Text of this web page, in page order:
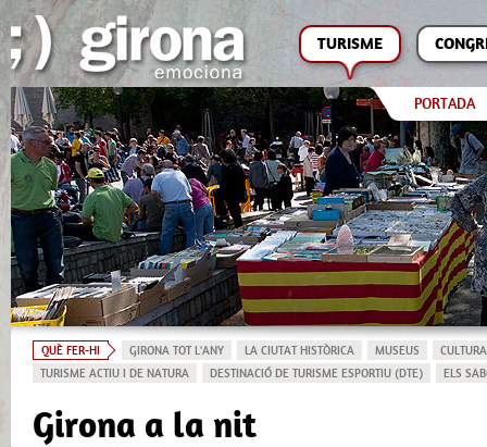
TURISME
PORTADA
QUÈ FER-HI GIRONA TOT L'ANY LA CIUTAT HISTÒRICA MUSEUS
TURISME ACTIU I DE NATURA
DESTINACIÓ DE TURISME ESPORTIU (DTE) ELS
Girona a la nit